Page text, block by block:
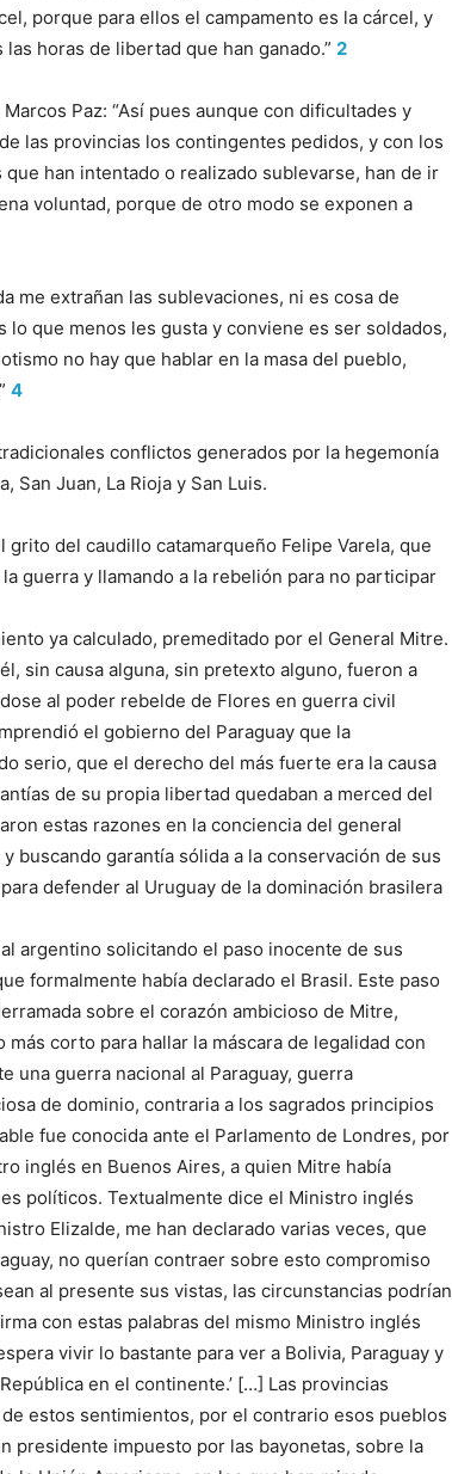
porque para ellos el campamento es la cárcel, y
horas de libertad que han ganado.” 2
Paz: “Así pues aunque con dificultades y
las provincias los contingentes pedidos, y con los
han intentado o realizado sublevarse, han de ir
voluntad, porque de otro modo se exponen a
me extrañan las sublevaciones, ni es cosa de
lo que menos les gusta y conviene es ser soldados,
no hay que hablar en la masa del pueblo,
4
conflictos generados por la hegemonía
San Juan, La Rioja y San Luis.
del caudillo catamarqueño Felipe Varela, que
guerra y llamando a la rebelión para no participar
ya calculado, premeditado por el General Mitre.
sin causa alguna, sin pretexto alguno, fueron a
al poder rebelde de Flores en guerra civil
el gobierno del Paraguay que la
serio, que el derecho del más fuerte era la causa
de su propia libertad quedaban a merced del
estas razones en la conciencia del general
buscando garantía sólida a la conservación de sus
defender al Uruguay de la dominación brasilera
argentino solicitando el paso inocente de sus
formalmente había declarado el Brasil. Este paso
sobre el corazón ambicioso de Mitre,
corto para hallar la máscara de legalidad con
una guerra nacional al Paraguay, guerra
de dominio, contraria a los sagrados principios
fue conocida ante el Parlamento de Londres, por
inglés en Buenos Aires, a quien Mitre había
políticos. Textualmente dice el Ministro inglés
Elizalde, me han declarado varias veces, que
no querían contraer sobre esto compromiso
al presente sus vistas, las circunstancias podrían
con estas palabras del mismo Ministro inglés
vivir lo bastante para ver a Bolivia, Paraguay y
en el continente.’ […] Las provincias
estos sentimientos, por el contrario esos pueblos
presidente impuesto por las bayonetas, sobre la